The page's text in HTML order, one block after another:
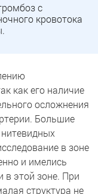
с
кровотока
как его наличие
осложнения
Большие
в зоне
и имелись
этой зоне. При
структура не